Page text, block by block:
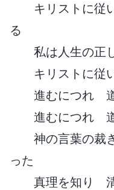
キリストに従
る
私は人生の正
キリストに
進むにつれ
進むにつれ
神の言葉の裁
った
真理を知り